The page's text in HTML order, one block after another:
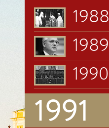
1988
1989
1990
1991